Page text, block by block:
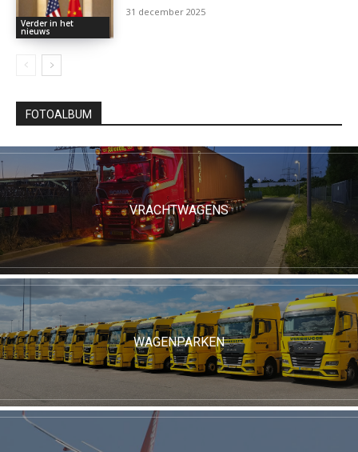
Verder in het
nieuws
31 december 2025
FOTOALBUM
VRACHTWAGENS
WAGENPARKEN